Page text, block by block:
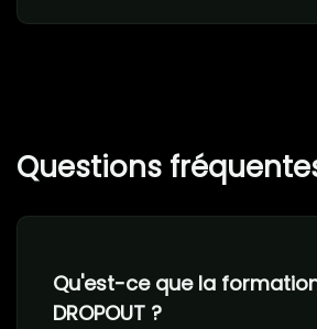
Questions
Qu'est-ce que la formation
DROPOUT ?